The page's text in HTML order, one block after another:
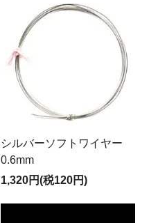
シルバーソフトワイヤー
0.6mm
1,320円(税120円)